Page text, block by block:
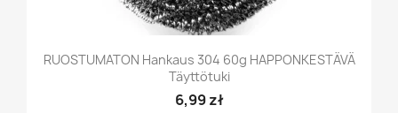
RUOSTUMATON Hankaus 304 60g HAPPONKESTÄVÄ
Täyttötuki
6,99 zł